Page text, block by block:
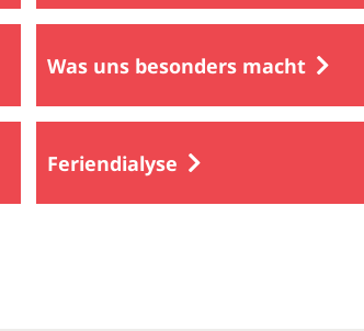
Was uns besonders macht
Feriendialyse